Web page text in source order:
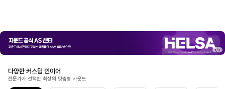
1/3
다양한 커스텀 인이어
전문가가 선택한 최상의 맞춤형 사운드